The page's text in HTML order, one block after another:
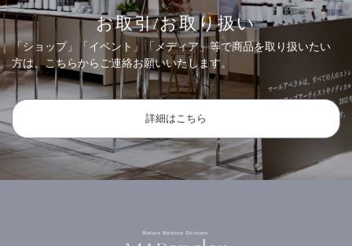
お取引/お取り扱い
「ショップ」「イベント」「メディア」等で商品を取り扱いたい
方は、こちらからご連絡お願いいたします。
詳細はこちら